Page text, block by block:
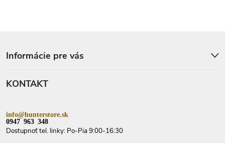
Informácie pre vás
KONTAKT
info@hunterstore.sk
0947 963 348
Dostupnoť tel. linky: Po-Pia 9:00-16:30